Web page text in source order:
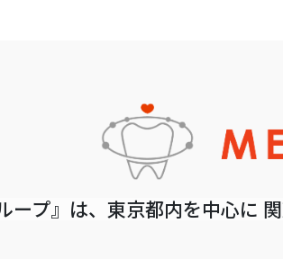
ープ』は、東京都内を中心に